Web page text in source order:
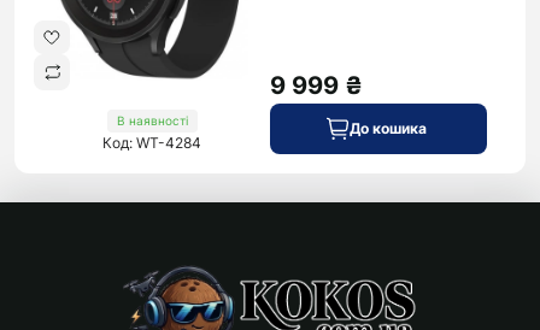
В наявності
Код: WT-4284
9 999 ₴
До кошика